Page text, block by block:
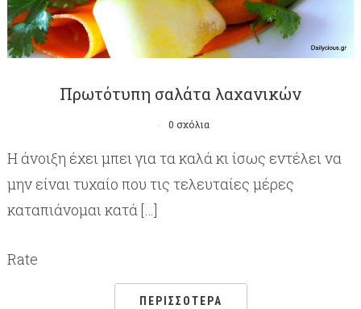
Πρωτότυπη σαλάτα λαχανικών
0 σχόλια
Η άνοιξη έχει μπει για τα καλά κι ίσως εντέλει να
μην είναι τυχαίο που τις τελευταίες μέρες
καταπιάνομαι κατά […]
Rate
ΠΕΡΙΣΣΌΤΕΡΑ